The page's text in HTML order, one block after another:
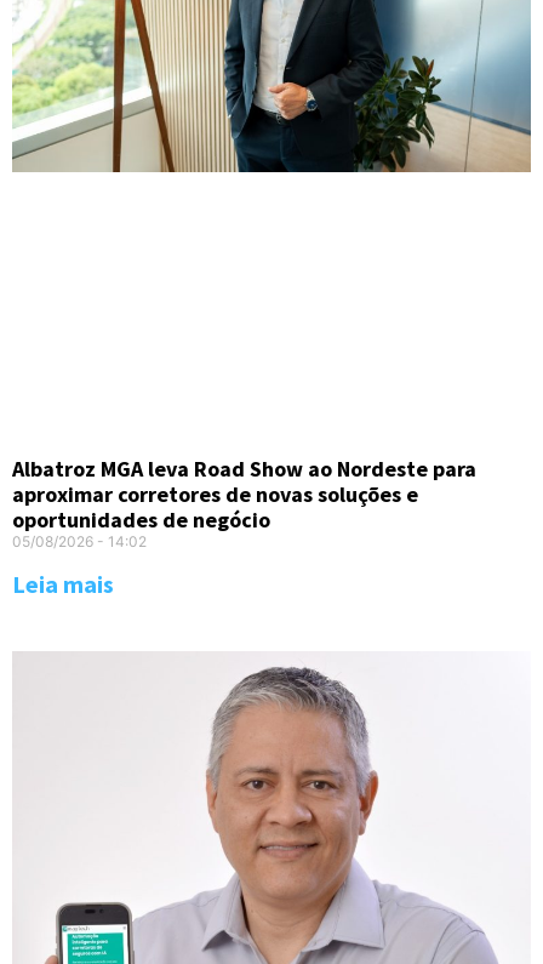
Albatroz MGA leva Road Show ao Nordeste para
aproximar corretores de novas soluções e
oportunidades de negócio
05/08/2026 14:02
Leia mais